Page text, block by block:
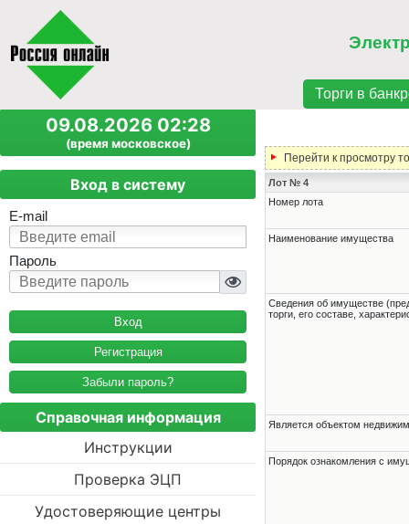
Торги в
09.08.2026 02:28
(время московское)
Вход в систему
E-mail
Пароль
Регистрация
Забыли пароль?
Справочная информация
Инструкции
Проверка ЭЦП
Удостоверяющие центры
Перейти к просмотру
Лот № 4
Номер лота
Наименование имущества
Cведения об имуществе
торги, его составе,
Является объектом
Порядок ознакомления с